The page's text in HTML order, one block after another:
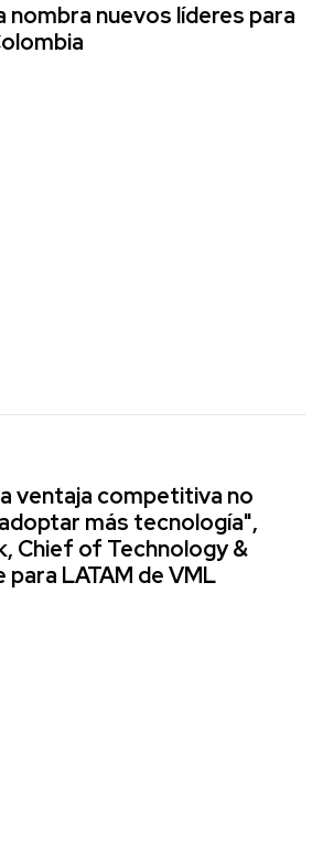
nombra nuevos líderes para
ventaja competitiva no
más tecnología",
Chief of Technology &
LATAM de VML